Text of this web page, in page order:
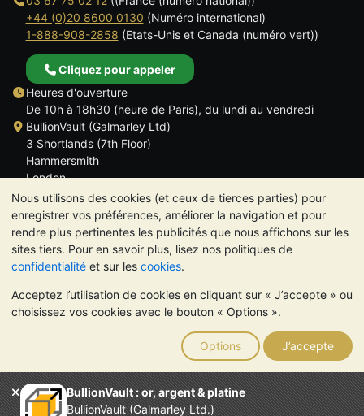
Nous utilisons des cookies (et ceux de tierces parties) pour
enregistrer vos préférences, améliorer la navigation et pour
rendre plus pertinentes les publicités que nous affichons sur les
sites tiers. Pour en savoir plus, lisez nos politiques de
confidentialité et sur les cookies.
Acceptez l’utilisation de cookies en cliquant sur « J’accepte » ou
choisissez vos cookies avec le bouton « Options ».
Options J’accepte
BullionVault : or, argent & platine
BullionVault (Galmarley Ltd.)
+44 (0)20 8600 0130 (Numéro international)
1-888-908-2858 (Etats-Unis et Canada (numéro vert))
Cliquez pour appeler
Heures d'ouverture
De 10h à 18h30 (heure de Paris), du lundi au vendredi
BullionVault (Galmarley Ltd)
3 Shortlands (7th Floor)
Hammersmith
London
W6 8DA
ROYAUME UNI
TrustScore 4.6 | 534 avis
VEUILLEZ NOTER: La valeur des métaux précieux peut aussi
bien baisser qu'augmenter. Les tendances historiques ne
garantissent pas l'évolution future des cours. Rien sur les sites
Internet de BullionVault ou dans ses communications ne
constitue un conseil en investissement. Demander l'avis d'un
professionnel est à envisager pour déterminer si la possession